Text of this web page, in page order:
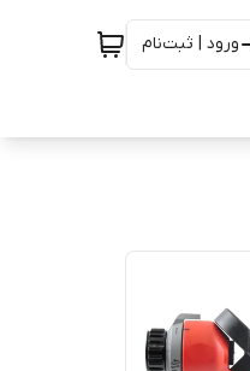
ورود | ثبت‌نام